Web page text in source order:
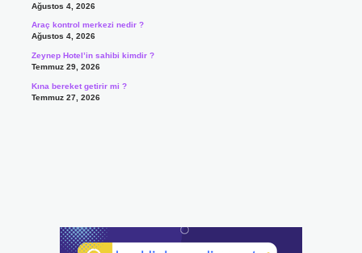
Ağustos 4, 2026
Araç kontrol merkezi nedir ?
Ağustos 4, 2026
Zeynep Hotel’in sahibi kimdir ?
Temmuz 29, 2026
Kına bereket getirir mi ?
Temmuz 27, 2026